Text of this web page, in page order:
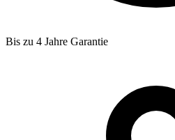
Bis zu 4 Jahre Garantie